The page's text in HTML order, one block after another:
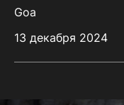
Goa
13 декабря 2024